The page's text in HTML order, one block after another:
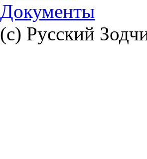
Документы
(с) Русский